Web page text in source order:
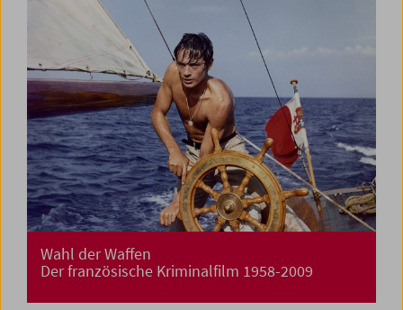
Wahl der Waffen
Der französische Kriminalfilm 1958-2009